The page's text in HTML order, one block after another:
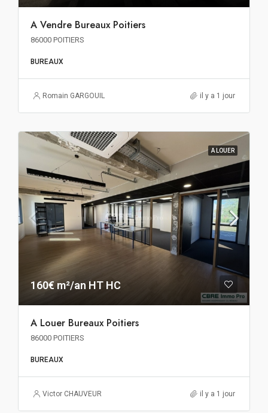
A Vendre Bureaux Poitiers
86000 POITIERS
BUREAUX
Romain GARGOUIL il y a 1 jour
A LOUER
160€ m²/an HT HC
A Louer Bureaux Poitiers
86000 POITIERS
BUREAUX
Victor CHAUVEUR il y a 1 jour
138€ m²/an HT HC